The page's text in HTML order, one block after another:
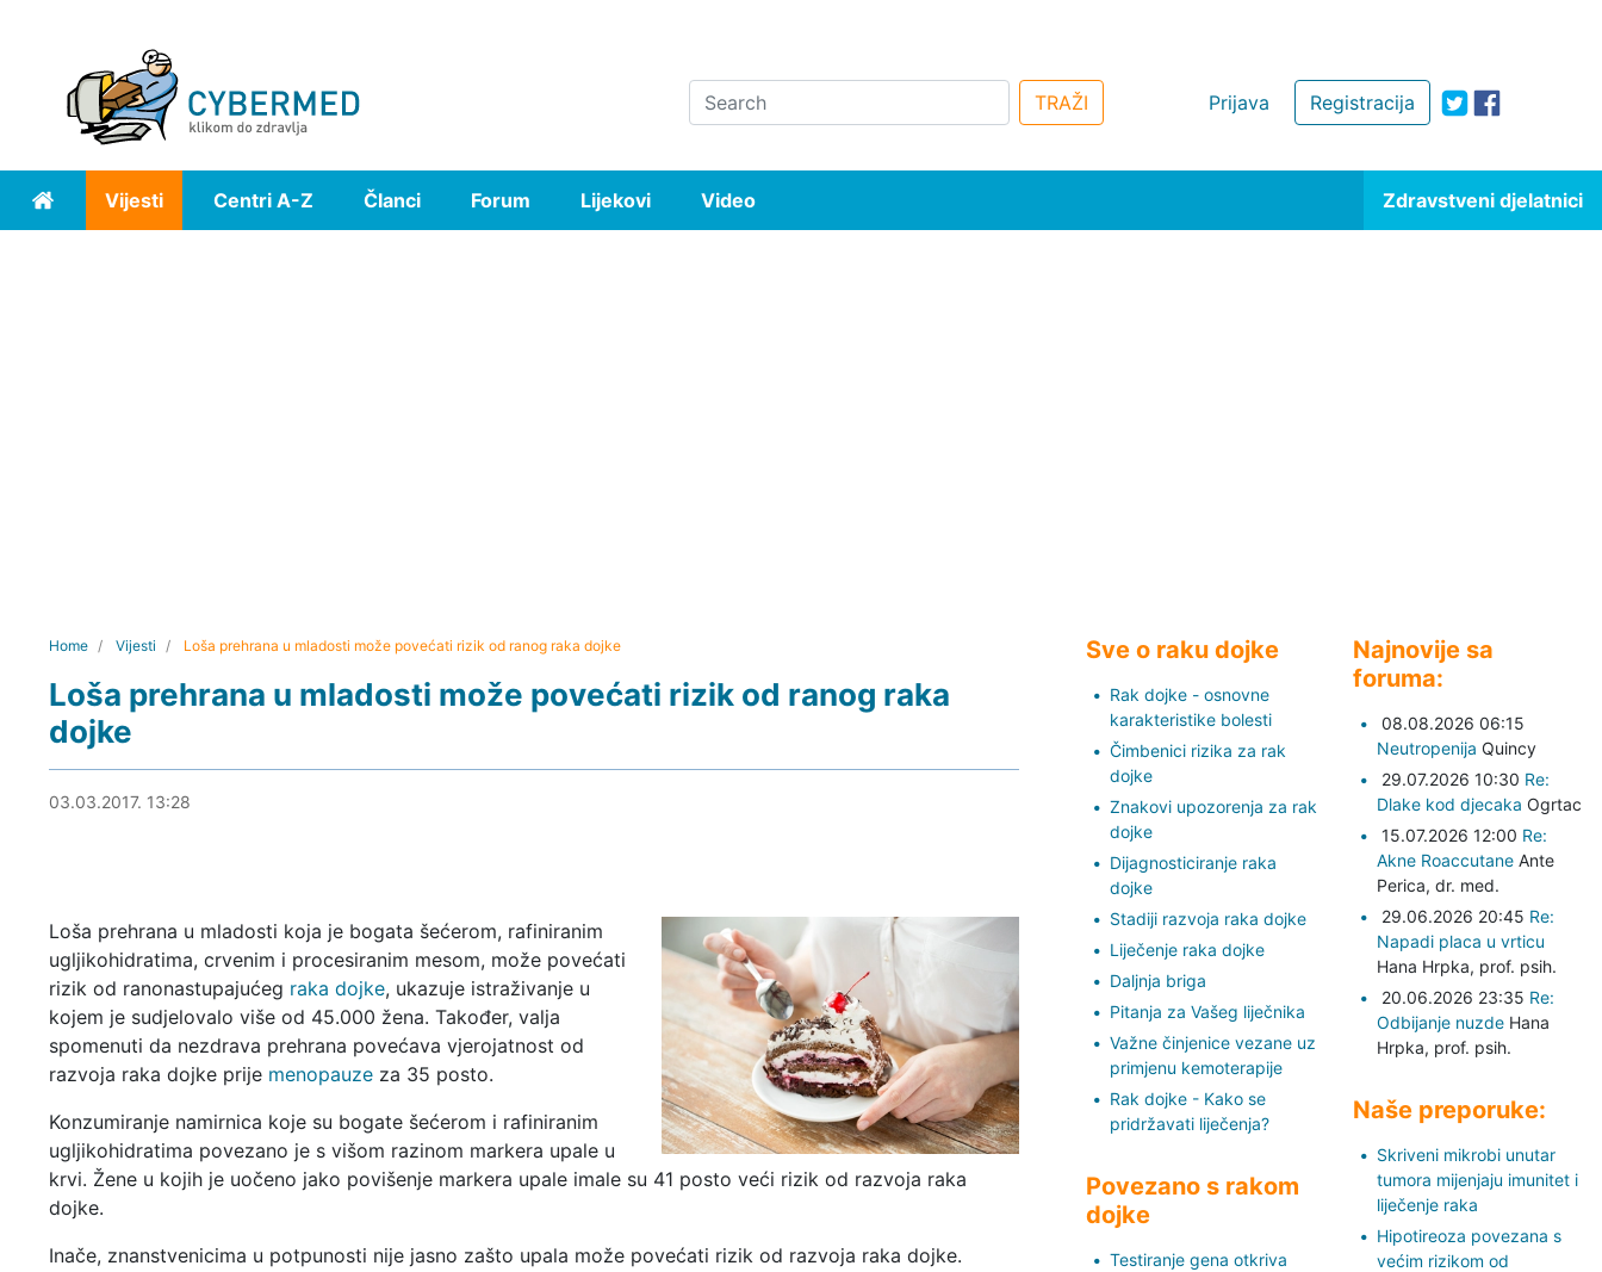
Registracija
Prijava
Search TRAŽI
Home Vijesti Centri A-Z Članci Forum Lijekovi Video Zdravstveni djelatnici
Home Vijesti Loša prehrana u mladosti može povećati rizik od ranog raka dojke
Loša prehrana u mladosti može povećati rizik od ranog raka
dojke
03.03.2017. 13:51
03.03.2017. 13:28
Loša prehrana u mladosti koja je bogata šećerom, rafiniranim
ugljikohidratima, crvenim i procesiranim mesom, može povećati
rizik od ranonastupajućeg raka dojke, ukazuje istraživanje u
kojem je sudjelovalo više od 45.000 žena. Također, valja
spomenuti da nezdrava prehrana povećava vjerojatnost od
razvoja raka dojke prije menopauzeza 35 posto.
Konzumiranje namirnica koje su bogate šećerom i rafiniranim
ugljikohidratima povezano je s višom razinom markera upale u
krvi. Žene u kojih je uočeno jako povišenje markera upale imale su 41 posto veći rizik od razvoja raka
dojke.
Inače, znanstvenicima u potpunosti nije jasno zašto upala može povećati rizik od razvoja raka dojke.
Sve o raku dojke
Rak dojke - osnovne
karakteristike bolesti
Čimbenici rizika za rak
dojke
Znakovi upozorenja za rak
dojke
Dijagnosticiranje raka
dojke
Stadiji razvoja raka dojke
Liječenje raka dojke
Daljnja briga
Pitanja za Vašeg liječnika
Važne činjenice vezane uz
primjenu kemoterapije
Rak dojke - Kako se
pridržavati liječenja?
Povezano s rakom
dojke
Testiranje gena otkriva
Najnovije sa
foruma:
08.08.2026 06:15
Neutropenija Quincy
29.07.2026 10:30 Re:
Dlake kod djecaka Ogrtac
15.07.2026 12:00 Re:
Akne Roaccutane Ante
Perica, dr. med.
29.06.2026 20:45 Re:
Napadi placa u vrticu
Hana Hrpka, prof. psih.
20.06.2026 23:35 Re:
Odbijanje nuzde Hana
Hrpka, prof. psih.
Naše preporuke:
Skriveni mikrobi unutar
tumora mijenjaju imunitet i
liječenje raka
Hipotireoza povezana s
većim rizikom od